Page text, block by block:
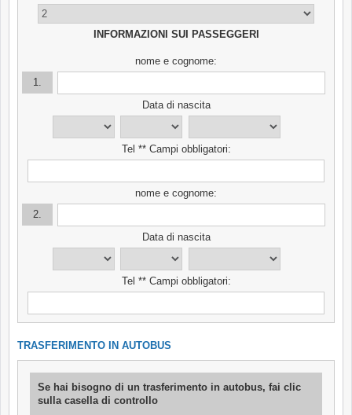
INFORMAZIONI SUI PASSEGGERI
nome e cognome:
1.
Data di nascita
Tel ** Campi obbligatori:
nome e cognome:
2.
Data di nascita
Tel ** Campi obbligatori:
TRASFERIMENTO IN AUTOBUS
Se hai bisogno di un trasferimento in autobus, fai clic
sulla casella di controllo